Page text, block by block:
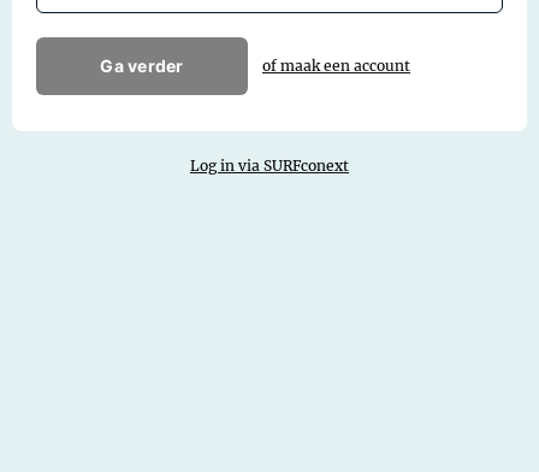
Ga verder of maak een account
Log in via SURFconext